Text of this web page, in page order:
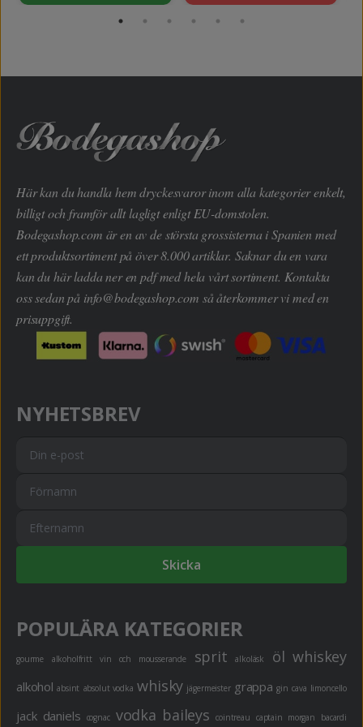
Här kan du handla hem dryckesvaror inom alla kategorier enkelt,
billigt och framför allt lagligt enligt EU-domstolen.
Bodegashop.com är en av de största grossisterna i Spanien med
ett produktsortiment på över 8.000 artiklar. Saknar du en vara
kan du här ladda ner en pdf med hela vårt sortiment. Kontakta
oss sedan på info@bodegashop.com så återkommer vi med en
prisuppgift.
NYHETSBREV
Skicka
POPULÄRA KATEGORIER
gourme alkoholfritt vin och mousserande sprit alkoläsk öl whiskey
alkohol absint absolut vodka whisky jägermeister grappa gin cava limoncello
jack daniels cognac vodka baileys cointreau captain morgan bacardi